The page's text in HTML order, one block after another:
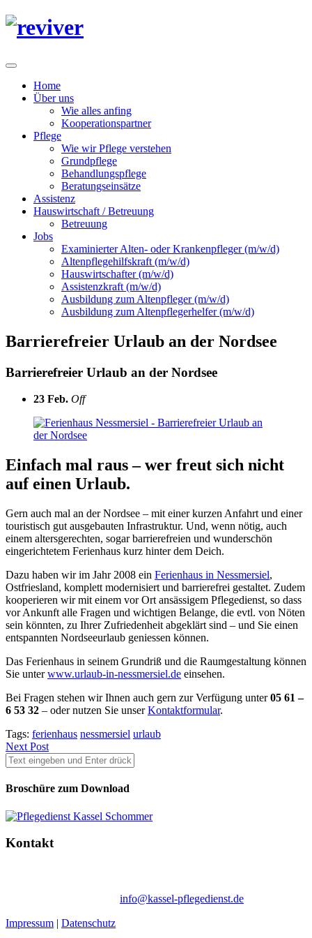
Home
Über uns
Wie alles anfing
Kooperationspartner
Pflege
Wie wir Pflege verstehen
Grundpflege
Behandlungspflege
Beratungseinsätze
Assistenz
Hauswirtschaft / Betreuung
Betreuung
Jobs
Examinierter Alten- oder Krankenpfleger (m/w/d)
Altenpflegehilfskraft (m/w/d)
Hauswirtschafter (m/w/d)
Assistenzkraft (m/w/d)
Ausbildung zum Altenpfleger (m/w/d)
Ausbildung zum Altenpflegerhelfer (m/w/d)
Barrierefreier Urlaub an der Nordsee
Barrierefreier Urlaub an der Nordsee
23 Feb. Off
Einfach mal raus – wer freut sich nicht
auf einen Urlaub.
Gern auch mal an der Nordsee – mit einer kurzen Anfahrt und einer
touristisch gut ausgebauten Infrastruktur. Und, wenn nötig, auch
einem altersgerechten, sogar barrierefreien und wunderschön
eingerichtetem Ferienhaus kurz hinter dem Deich.
Dazu haben wir im Jahr 2008 ein Ferienhaus in Nessmersiel,
Ostfriesland, komplett modernisiert und barrierefrei gestaltet. Zudem
kooperieren wir mit einem vor Ort ansässigem Pflegedienst, so dass
vor Ankunft alle Fragen und wichtigen Belange, die evtl. von Nöten
sein könnten, zu Ihrer Zufriedenheit abgeklärt sind – und Sie einen
entspannten Nordseeurlaub geniessen können.
Das Ferienhaus in seinem Grundriß und die Raumgestaltung können
Sie unterwww.urlaub-in-nessmersiel.de einsehen.
Bei Fragen stehen wir Ihnen auch gern zur Verfügung unter05 61 –
6 53 32 – oder nutzen Sie unserKontaktformular.
Tags: ferienhaus nessmersiel urlaub
Next Post
Broschüre zum Download
Kontakt
info@kassel-pflegedienst.de
Impressum | Datenschutz